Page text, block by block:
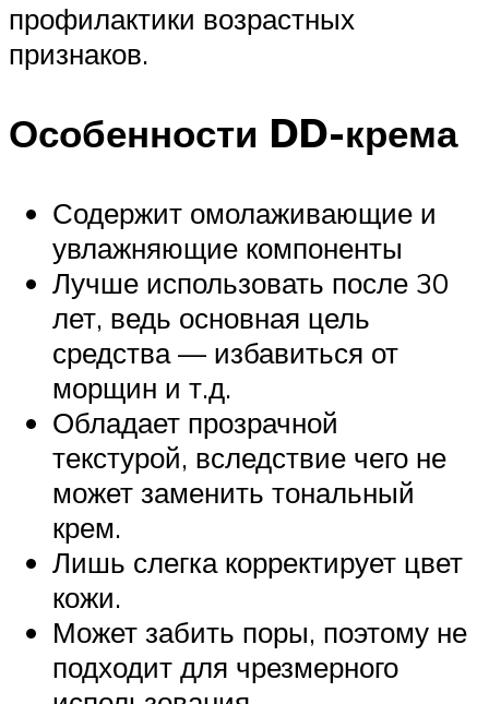
профилактики возрастных
признаков.
Особенности DD-крема
Содержит омолаживающие и
увлажняющие компоненты
Лучше использовать после 30
лет, ведь основная цель
средства — избавиться от
морщин и т.д.
Обладает прозрачной
текстурой, вследствие чего не
может заменить тональный
крем.
Лишь слегка корректирует цвет
кожи.
Может забить поры, поэтому не
подходит для чрезмерного